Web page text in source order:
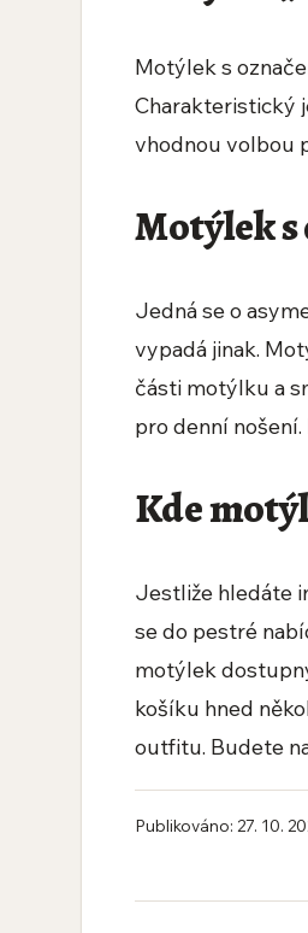
Motýlek s
Charakteristický
vhodnou volbou
Motýlek
Jedná se o
vypadá jinak.
části motýlku a
pro denní
Kde
Jestliže hledáte
se do pestré
motýlek
košíku hned
outfitu. Budete
Publikováno: 27. 10.